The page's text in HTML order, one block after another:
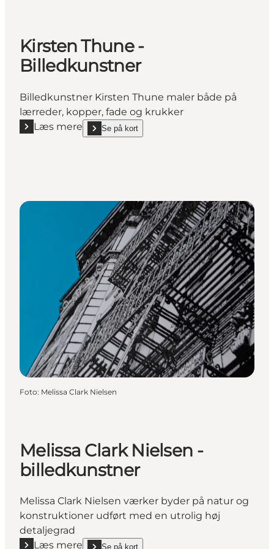
Kirsten Thune -
Billedkunstner
Billedkunstner Kirsten Thune maler både på
lærreder, kopper, fade og krukker
Læs mere
Læs mere "Kirsten Thune - Billedkunstner"
Se på kort
show Kirsten Thune - Billedkunstner on_map
Foto: Melissa Clark Nielsen
Melissa Clark Nielsen -
billedkunstner
Melissa Clark Nielsen værker byder på natur og
konstruktioner udført med en utrolig høj
detaljegrad
Læs mere
Se på kort